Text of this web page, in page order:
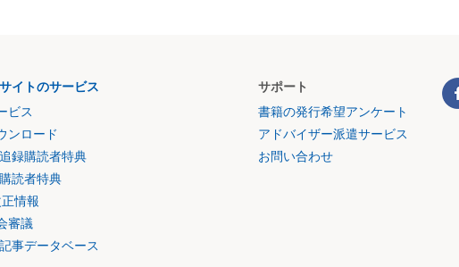
イトのサービス
ビス
ンロード
録購読者特典
読者特典
情報
審議
事データベース
サポート
書籍の発行希望アンケート
アドバイザー派遣サービス
お問い合わせ